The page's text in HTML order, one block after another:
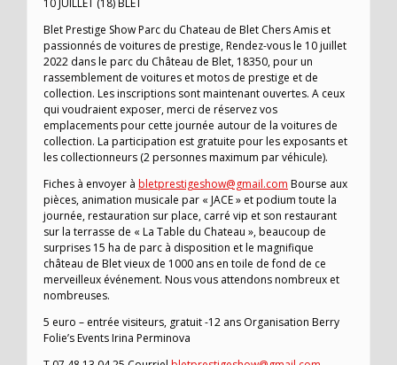
10 JUILLET (18) BLET
Blet Prestige Show Parc du Chateau de Blet Chers Amis et
passionnés de voitures de prestige, Rendez-vous le 10 juillet
2022 dans le parc du Château de Blet, 18350, pour un
rassemblement de voitures et motos de prestige et de
collection. Les inscriptions sont maintenant ouvertes. A ceux
qui voudraient exposer, merci de réservez vos
emplacements pour cette journée autour de la voitures de
collection. La participation est gratuite pour les exposants et
les collectionneurs (2 personnes maximum par véhicule).
Fiches à envoyer à bletprestigeshow@gmail.com Bourse aux
pièces, animation musicale par « JACE » et podium toute la
journée, restauration sur place, carré vip et son restaurant
sur la terrasse de « La Table du Chateau », beaucoup de
surprises 15 ha de parc à disposition et le magnifique
château de Blet vieux de 1000 ans en toile de fond de ce
merveilleux événement. Nous vous attendons nombreux et
nombreuses.
5 euro – entrée visiteurs, gratuit -12 ans Organisation Berry
Folie’s Events Irina Perminova